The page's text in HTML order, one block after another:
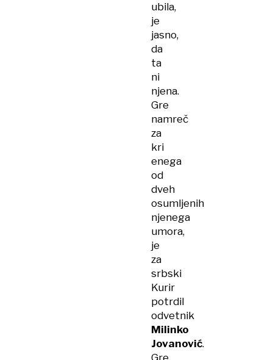
ubila,
je
jasno,
da
ta
ni
njena.
Gre
namreč
za
kri
enega
od
dveh
osumljenih
njenega
umora,
je
za
srbski
Kurir
potrdil
odvetnik
Milinko
Jovanović.